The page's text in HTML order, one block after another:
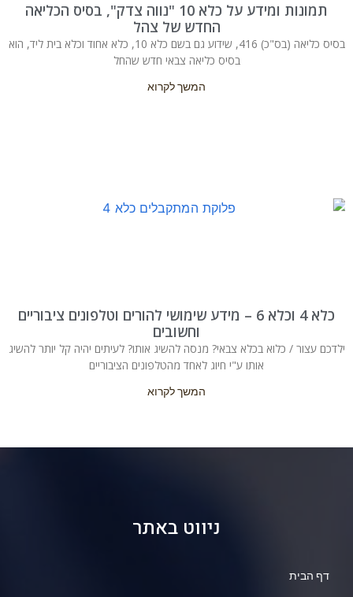
תמונות ומידע על כלא 10 "נווה צדק", בסיס הכליאה
החדש של צהל
בסיס כליאה (בס"כ) 416, שידוע גם בשם כלא 10, כלא אחוד וכלא בית ליד, הוא
בסיס כליאה צבאי חדש שהחל
המשך לקרוא
כלא 4 וכלא 6 – מידע שימושי להורים וטלפונים ציבוריים
וחשובים
ילדכם עצור / כלוא בכלא צבאי? מנסה להשיג אותו? לעיתים יהיה קל יותר להשיג
אותו ע"י חיוג לאחד מהטלפונים הציבוריים
המשך לקרוא
ניווט באתר
דף הבית